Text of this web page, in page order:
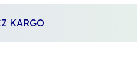
KARGO